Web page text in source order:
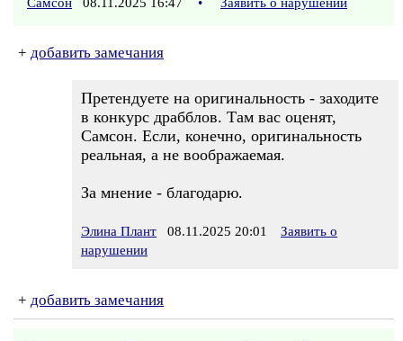
+ добавить замечания
Претендуете на оригинальность - заходите
в конкурс драбблов. Там вас оценят,
Самсон. Если, конечно, оригинальность
реальная, а не воображаемая.
За мнение - благодарю.
Элина Плант 08.11.2025 20:01
Заявить о
нарушении
+ добавить замечания